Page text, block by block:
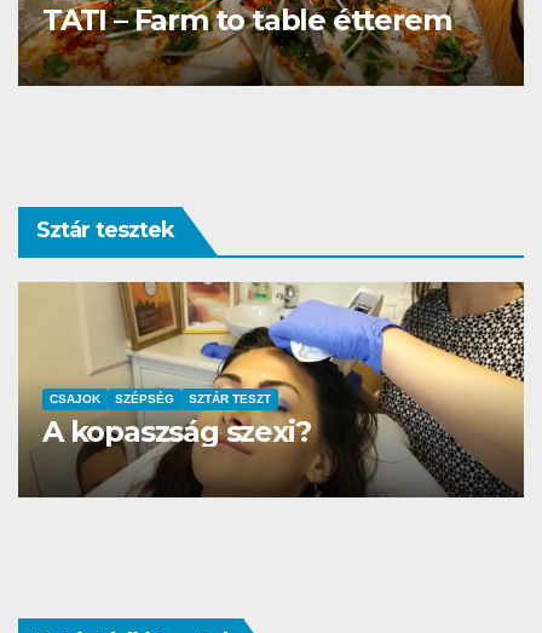
La Villa Étterem és Pizzéria
Sztár tesztek
AUTÓ-MOTOR SZTÁR TESZT
DS3 és Zanzibár Rita